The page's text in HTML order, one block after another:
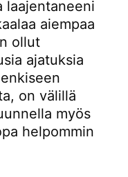
laajentaneeni
aiempaa
ollut
ajatuksia
on välillä
myös
helpommin